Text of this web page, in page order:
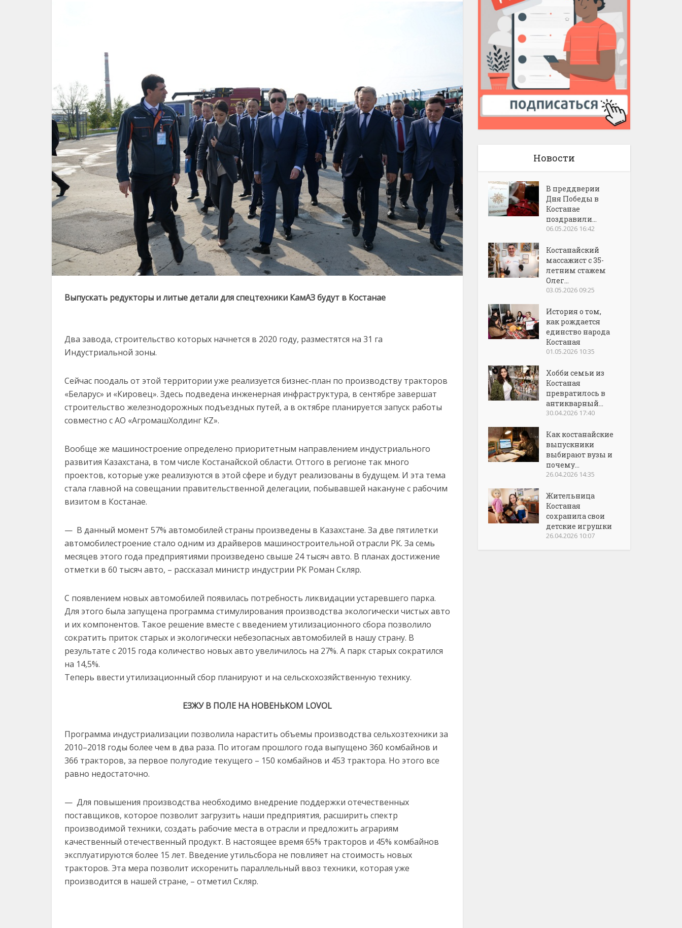
Выпускать редукторы и литые детали для спецтехники КамАЗ будут в Костанае
Два завода, строительство которых начнется в 2020 году, разместятся на 31 га
Индустриальной зоны.
Сейчас поодаль от этой территории уже реализуется бизнес-план по производству тракторов
«Беларус» и «Кировец». Здесь подведена инженерная инфраструктура, в сентябре завершат
строительство железнодорожных подъездных путей, а в октябре планируется запуск работы
совместно с АО «АгромашХолдинг KZ».
Вообще же машиностроение определено приоритетным направлением индустриального
развития Казахстана, в том числе Костанайской области. Оттого в регионе так много
проектов, которые уже реализуются в этой сфере и будут реализованы в будущем. И эта тема
стала главной на совещании правительственной делегации, побывавшей накануне с рабочим
визитом в Костанае.
— В данный момент 57% автомобилей страны произведены в Казахстане. За две пятилетки
автомобилестроение стало одним из драйверов машиностроительной отрасли РК. За семь
месяцев этого года предприятиями произведено свыше 24 тысяч авто. В планах достижение
отметки в 60 тысяч авто, – рассказал министр индустрии РК Роман Скляр.
С появлением новых автомобилей появилась потребность ликвидации устаревшего парка.
Для этого была запущена программа стимулирования производства экологически чистых авто
и их компонентов. Такое решение вместе с введением утилизационного сбора позволило
сократить приток старых и экологически небезопасных автомобилей в нашу страну. В
результате с 2015 года количество новых авто увеличилось на 27%. А парк старых сократился
на 14,5%.
Теперь ввести утилизационный сбор планируют и на сельскохозяйственную технику.
ЕЗЖУ В ПОЛЕ НА НОВЕНЬКОМ LOVOL
Программа индустриализации позволила нарастить объемы производства сельхозтехники за
2010–2018 годы более чем в два раза. По итогам прошлого года выпущено 360 комбайнов и
366 тракторов, за первое полугодие текущего – 150 комбайнов и 453 трактора. Но этого все
равно недостаточно.
— Для повышения производства необходимо внедрение поддержки отече­ственных
поставщиков, которое позволит загрузить наши предприятия, расширить спектр
производимой техники, создать рабочие места в отрасли и предложить аграриям
качественный отечественный продукт. В настоящее время 65% тракторов и 45% комбайнов
эксплуатируются более 15 лет. Введение утильсбора не повлияет на стоимость новых
тракторов. Эта мера позволит искоренить параллельный ввоз техники, которая уже
производится в нашей стране, – отметил Скляр.
Новости
В преддверии
Дня Победы в
Костанае
поздравили...
06.05.2026 16:42
Костанайский
массажист с 35-
летним стажем
Олег...
03.05.2026 09:25
История о том,
как рождается
единство народа
Костаная
01.05.2026 10:35
Хобби семьи из
Костаная
превратилось в
антикварный...
30.04.2026 17:40
Как костанайские
выпускники
выбирают вузы и
почему...
26.04.2026 14:35
Жительница
Костаная
сохранила свои
детские игрушки
26.04.2026 10:07